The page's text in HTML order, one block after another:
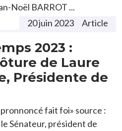
Noël BARROT ...
20 juin 2023
Article
2023 :
de Laure
Présidente de
fait foi» source :
Sénateur, président de